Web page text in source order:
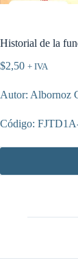
Historial de la
$2,50 + IVA
Autor: Albornoz
Código: